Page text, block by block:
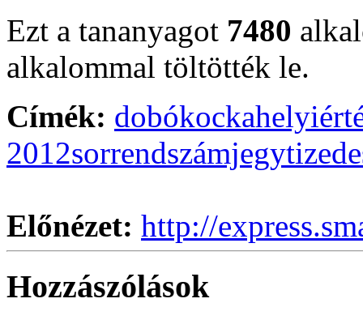
Ezt a tananyagot 7480
alkalommal töltötték le.
Címék: dobókocka
2012sorrendszámjegy
Előnézet: http://
Hozzászólások